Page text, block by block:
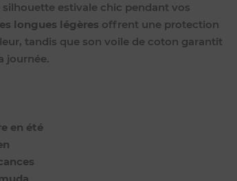
estivale chic pendant vos
longues légères offrent une protection
tandis que son voile de coton garantit
journée.
en été